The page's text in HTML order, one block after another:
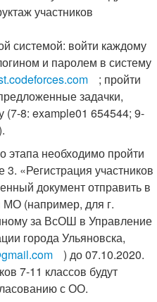
участников
системой: войти каждому
и паролем в систему
; пройти
задачки,
(7-8: example01 654544; 9-
этапа необходимо пройти
«Регистрация участников
документ отправить в
МО (например, для г.
за ВсОШ в Управление
города Ульяновска,
) до 07.10.2020.
7-11 классов будут
с ОО.